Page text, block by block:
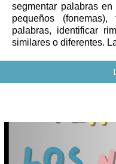
segmentar palabras
pequeños
palabras, identificar
similares o diferentes.